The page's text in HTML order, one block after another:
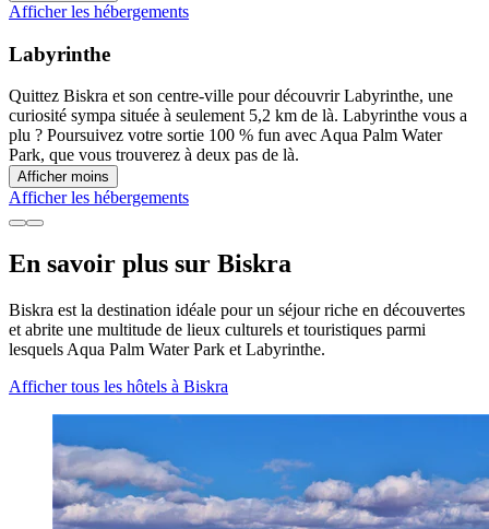
Afficher les hébergements
Labyrinthe
Quittez Biskra et son centre-ville pour découvrir Labyrinthe, une
curiosité sympa située à seulement 5,2 km de là. Labyrinthe vous a
plu ? Poursuivez votre sortie 100 % fun avec Aqua Palm Water
Park, que vous trouverez à deux pas de là.
Afficher moins
Afficher les hébergements
En savoir plus sur Biskra
Biskra est la destination idéale pour un séjour riche en découvertes
et abrite une multitude de lieux culturels et touristiques parmi
lesquels Aqua Palm Water Park et Labyrinthe.
Afficher tous les hôtels à Biskra